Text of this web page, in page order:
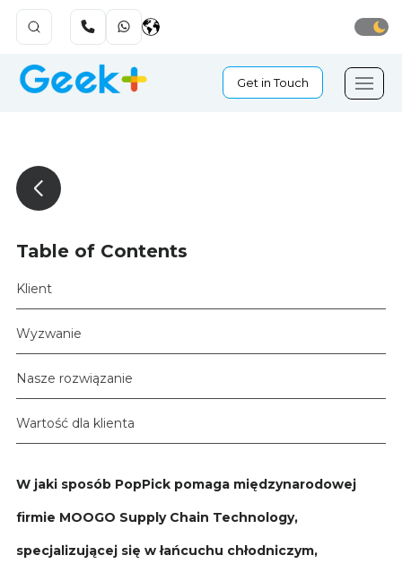
Get in Touch
Table of Contents
Klient
Wyzwanie
Nasze rozwiązanie
Wartość dla klienta
W jaki sposób PopPick pomaga międzynarodowej
firmie MOOGO Supply Chain Technology,
specjalizującej się w łańcuchu chłodniczym,